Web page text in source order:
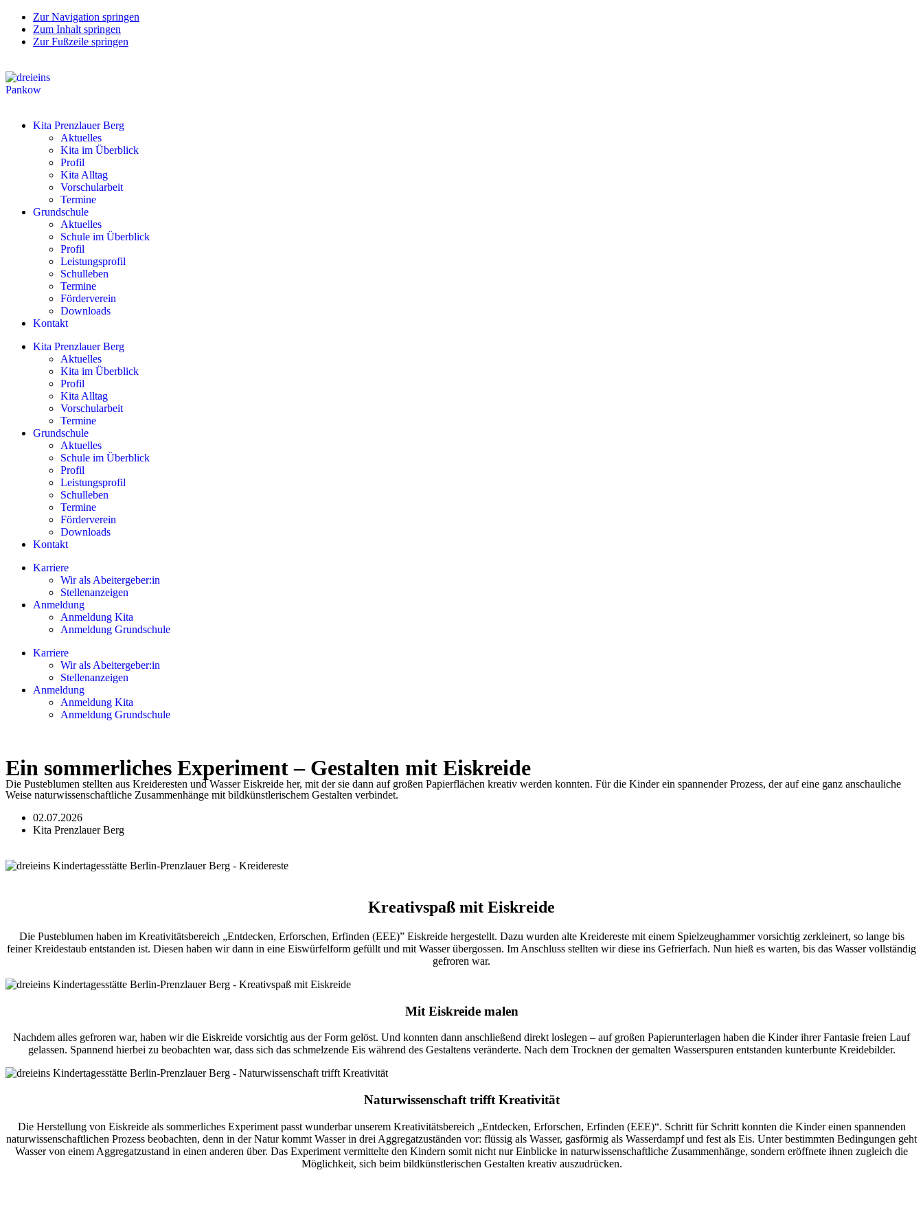
Zur Navigation springen
Zum Inhalt springen
Zur Fußzeile springen
Pankow
Kita Prenzlauer Berg
Aktuelles
Kita im Überblick
Profil
Kita Alltag
Vorschularbeit
Termine
Grundschule
Aktuelles
Schule im Überblick
Profil
Leistungsprofil
Schulleben
Termine
Förderverein
Downloads
Kontakt
Kita Prenzlauer Berg
Aktuelles
Kita im Überblick
Profil
Kita Alltag
Vorschularbeit
Termine
Grundschule
Aktuelles
Schule im Überblick
Profil
Leistungsprofil
Schulleben
Termine
Förderverein
Downloads
Kontakt
Karriere
Wir als Abeitergeber:in
Stellenanzeigen
Anmeldung
Anmeldung Kita
Anmeldung Grundschule
Karriere
Wir als Abeitergeber:in
Stellenanzeigen
Anmeldung
Anmeldung Kita
Anmeldung Grundschule
Ein sommerliches Experiment – Gestalten mit Eiskreide
Die Pusteblumen stellten aus Kreideresten und Wasser Eiskreide her, mit der sie dann auf großen Papierflächen kreativ werden konnten. Für die Kinder ein spannender Prozess, der auf eine ganz anschauliche
Weise naturwissenschaftliche Zusammenhänge mit bildkünstlerischem Gestalten verbindet.
02.07.2026
Kita Prenzlauer Berg
Kreativspaß mit Eiskreide
Die Pusteblumen haben im Kreativitätsbereich „Entdecken, Erforschen, Erfinden (EEE)” Eiskreide hergestellt. Dazu wurden alte Kreidereste mit einem Spielzeughammer vorsichtig zerkleinert, so lange bis
feiner Kreidestaub entstanden ist. Diesen haben wir dann in eine Eiswürfelform gefüllt und mit Wasser übergossen. Im Anschluss stellten wir diese ins Gefrierfach. Nun hieß es warten, bis das Wasser vollständig
gefroren war.
Mit Eiskreide malen
Nachdem alles gefroren war, haben wir die Eiskreide vorsichtig aus der Form gelöst. Und konnten dann anschließend direkt loslegen – auf großen Papierunterlagen haben die Kinder ihrer Fantasie freien Lauf
gelassen. Spannend hierbei zu beobachten war, dass sich das schmelzende Eis während des Gestaltens veränderte. Nach dem Trocknen der gemalten Wasserspuren entstanden kunterbunte Kreidebilder.
Naturwissenschaft trifft Kreativität
Die Herstellung von Eiskreide als sommerliches Experiment passt wunderbar unserem Kreativitätsbereich „Entdecken, Erforschen, Erfinden (EEE)“. Schritt für Schritt konnten die Kinder einen spannenden
naturwissenschaftlichen Prozess beobachten, denn in der Natur kommt Wasser in drei Aggregatzuständen vor: flüssig als Wasser, gasförmig als Wasserdampf und fest als Eis. Unter bestimmten Bedingungen geht
Wasser von einem Aggregatzustand in einen anderen über. Das Experiment vermittelte den Kindern somit nicht nur Einblicke in naturwissenschaftliche Zusammenhänge, sondern eröffnete ihnen zugleich die
Möglichkeit, sich beim bildkünstlerischen Gestalten kreativ auszudrücken.